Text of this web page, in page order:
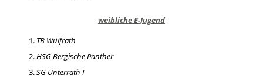
weibliche E-Jugend
TB Wülfrath
HSG Bergische Panther
SG Unterrath I